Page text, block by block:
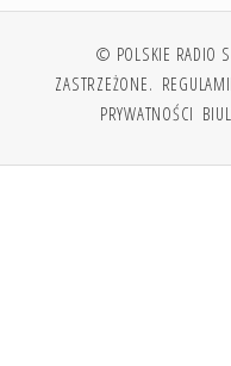
© POLSKIE RADIO
ZASTRZEŻONE.
PRYWATNOŚCI